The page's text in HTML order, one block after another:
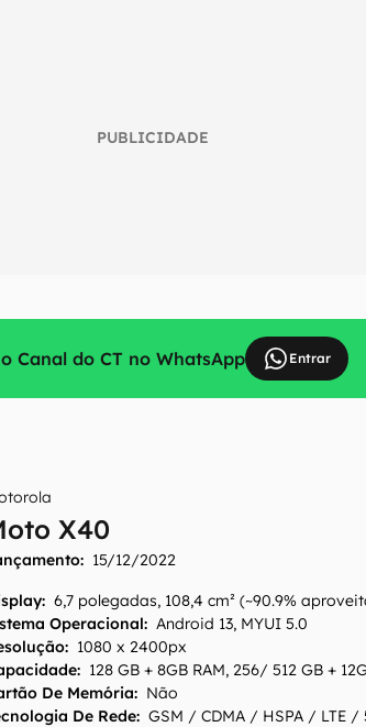
PUBLICIDADE
Canal do CT no WhatsApp Entrar
X40
15/12/2022
: 6,7 polegadas, 108,4 cm² (~90.9%
Operacional: Android 13, MYUI 5.0
: 1080 x 2400px
: 128 GB + 8GB RAM, 256/ 512 GB +
De Memória: Não
De Rede: GSM / CDMA / HSPA / LTE /